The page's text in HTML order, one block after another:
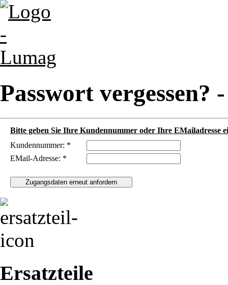
Passwort vergessen?
Bitte geben Sie Ihre Kundennummer oder Ihre EMailadresse
Kundennummer: *
EMail-Adresse: *
Ersatzteile